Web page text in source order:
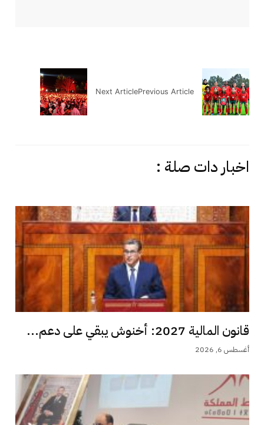
Previous Article
Next Article
اخبار دات صلة :
قانون المالية 2027: أخنوش يبقي على دعم...
أغسطس 6, 2026